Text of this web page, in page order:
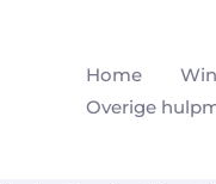
Home
Overige